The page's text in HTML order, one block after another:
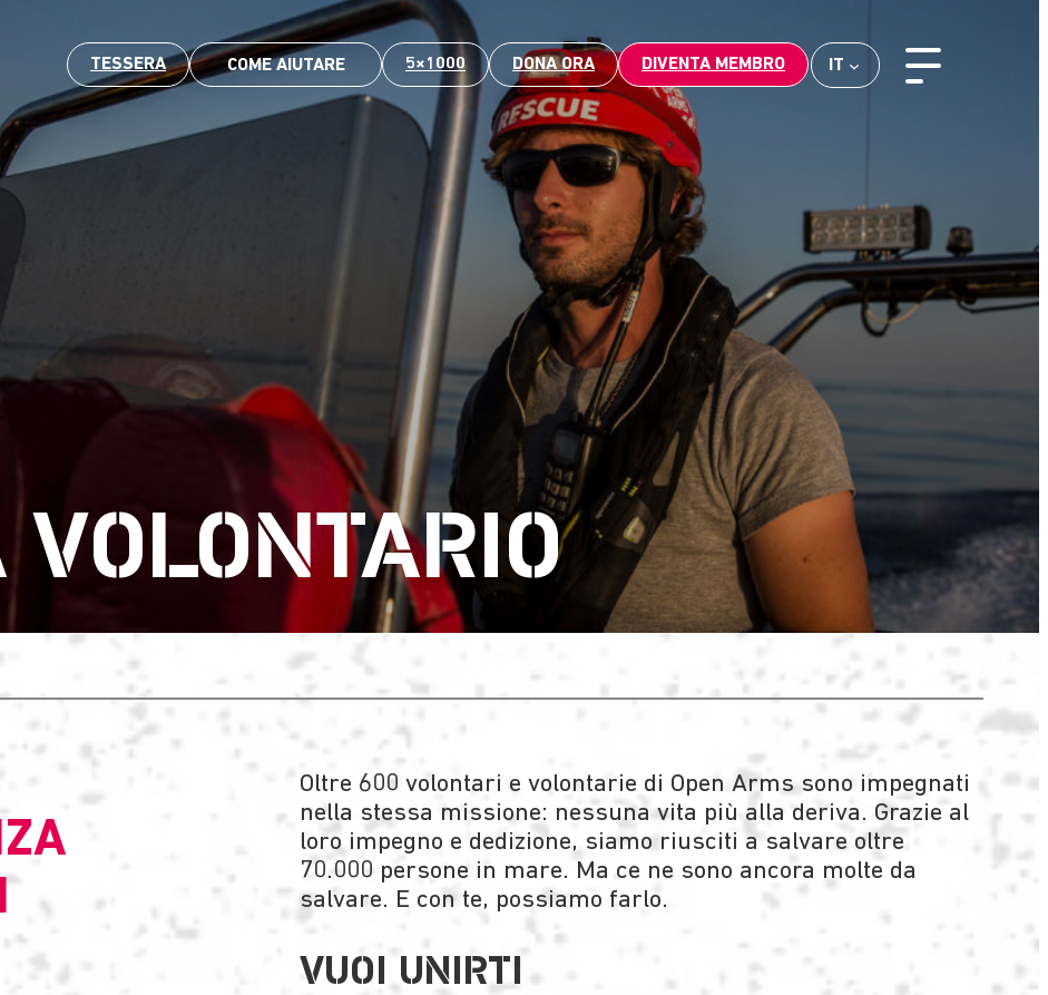
TESSERA COME AIUTARE 5×1000 DONA ORA DIVENTA MEMBRO IT
Oltre 600 volontari e volontarie di Open Arms sono impegnati
nella stessa missione: nessuna vita più alla deriva. Grazie al
loro impegno e dedizione, siamo riusciti a salvare oltre
70.000 persone in mare. Ma ce ne sono ancora molte da
salvare. E con te, possiamo farlo.
VUOI UNIRTI